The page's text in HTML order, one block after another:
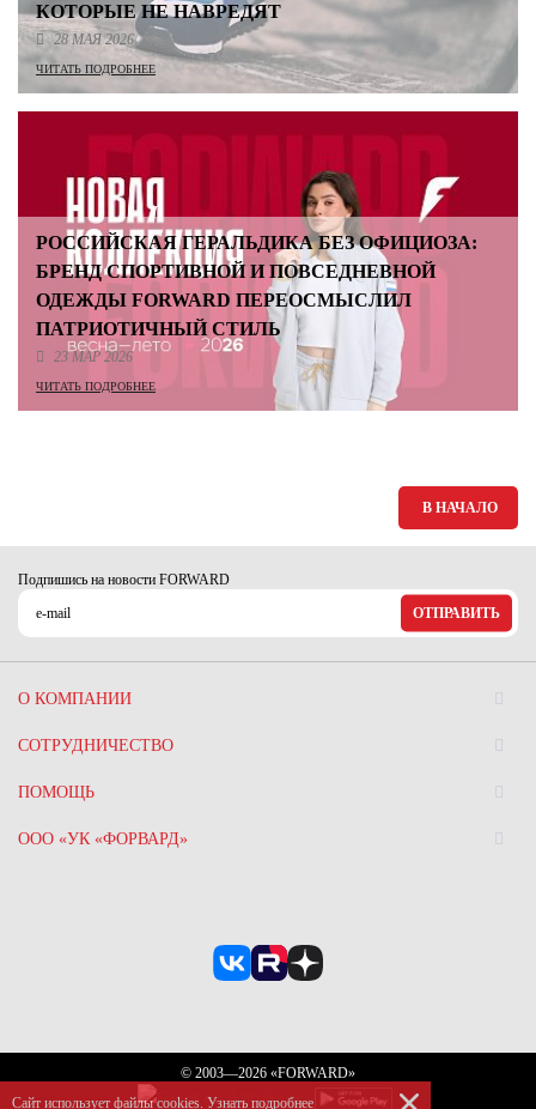
КОТОРЫЕ НЕ НАВРЕДЯТ
28 МАЯ 2026
ЧИТАТЬ ПОДРОБНЕЕ
РОССИЙСКАЯ ГЕРАЛЬДИКА БЕЗ ОФИЦИОЗА:
БРЕНД СПОРТИВНОЙ И ПОВСЕДНЕВНОЙ
ОДЕЖДЫ FORWARD ПЕРЕОСМЫСЛИЛ
ПАТРИОТИЧНЫЙ СТИЛЬ
23 МАР 2026
ЧИТАТЬ ПОДРОБНЕЕ
В НАЧАЛО
Подпишись на новости FORWARD
ОТПРАВИТЬ
О КОМПАНИИ
СОТРУДНИЧЕСТВО
ПОМОЩЬ
ООО «УК «ФОРВАРД»
© 2003—2026 «FORWARD»
Сайт использует файлы сookies. Узнать подробнее